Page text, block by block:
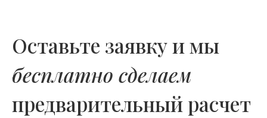
Оставьте заявку и мы
бесплатно сделаем
предварительный расчет